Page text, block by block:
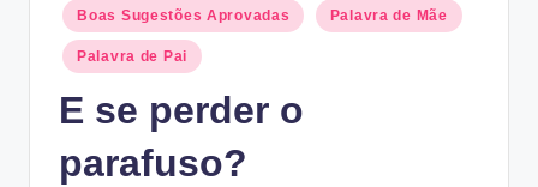
Posted
in
Boas Sugestões Aprovadas Palavra de Mãe
Palavra de Pai
E se perder o
parafuso?